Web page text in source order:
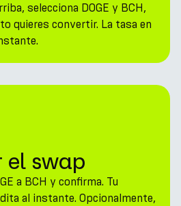
selecciona DOGE y BCH,
quieres convertir. La tasa en
el swap
a BCH y confirma. Tu
al instante. Opcionalmente,